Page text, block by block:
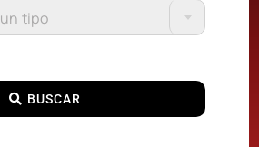
tipo
BUSCAR